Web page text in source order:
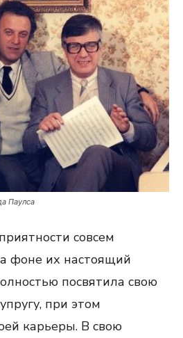
Паулса
совсем
фоне их настоящий
посвятила свою
при этом
карьеры. В свою